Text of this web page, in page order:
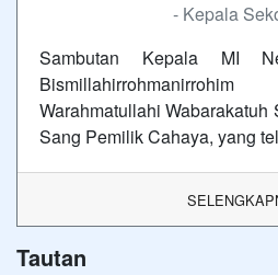
- Kepala
Sambutan Kepala MI
Warahmatullahi
Sang Pemilik Cahaya, yang
Tautan